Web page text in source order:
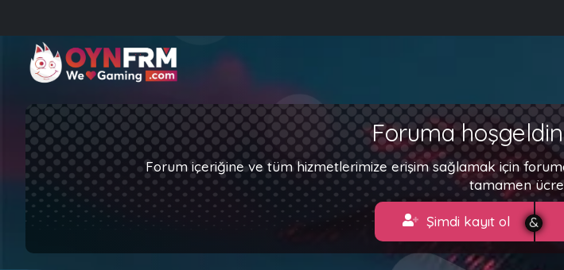
Foruma
Forum içeriğine ve tüm hizmetlerimize erişim sağlamak için
tamamen
Şimdi kayıt ol